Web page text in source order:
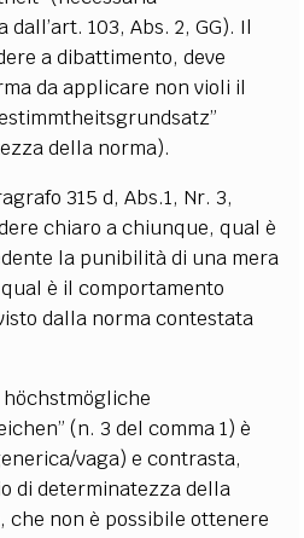
103, Abs. 2, GG). Il
a dibattimento, deve
da applicare non violi il
della norma).
315 d, Abs.1, Nr. 3,
chiaro a chiunque, qual è
la punibilità di una mera
è il comportamento
dalla norma contestata
höchstmögliche
(n. 3 del comma 1) è
vaga) e contrasta,
di determinatezza della
che non è possibile ottenere